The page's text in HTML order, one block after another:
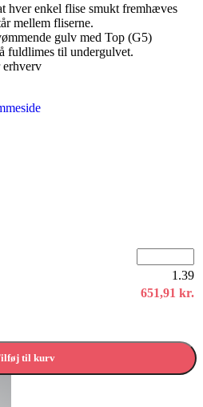
hver enkel flise smukt fremhæves
mellem fliserne.
gulv med Top (G5)
fuldlimes til undergulvet.
erhverv
1.39
651,91 kr.
Industriel Grå antal
til kurv